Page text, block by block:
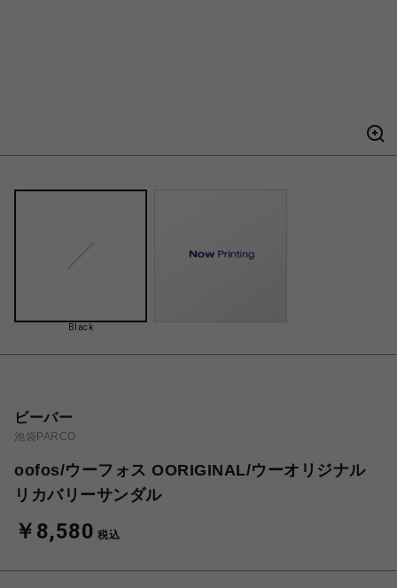
Black
ビーバー
池袋PARCO
oofos/ウーフォス OORIGINAL/ウーオリジナル
リカバリーサンダル
￥8,580 税込